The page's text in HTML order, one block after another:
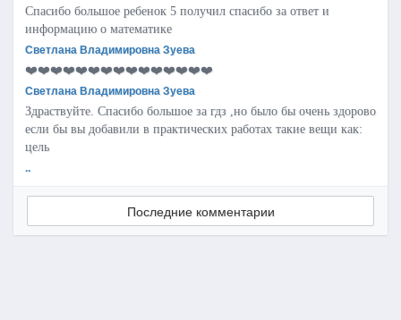
Спасибо большое ребенок 5 получил спасибо за ответ и
информацию о математике
Светлана Владимировна Зуева
❤️❤️❤️❤️❤️❤️❤️❤️❤️❤️❤️❤️❤️❤️❤️
Светлана Владимировна Зуева
Здраствуйте. Спасибо большое за гдз ,но было бы очень здорово
если бы вы добавили в практических работах такие вещи как:
цель
..
Последние комментарии